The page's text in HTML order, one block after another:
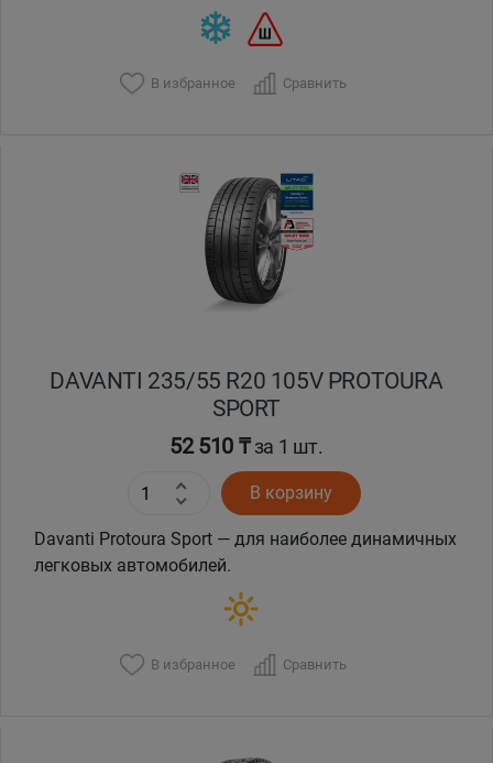
В избранное Сравнить
DAVANTI 235/55 R20 105V PROTOURA
SPORT
52 510 ₸за 1 шт.
В корзину
Davanti Protoura Sport — для наиболее динамичных
легковых автомобилей.
В избранное Сравнить